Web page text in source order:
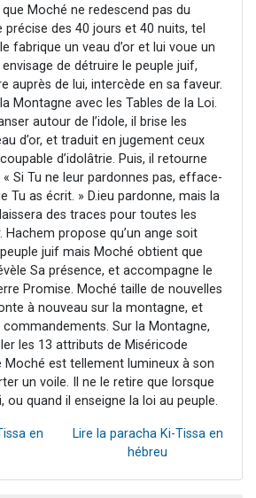
que Moché ne redescend pas du
précise des 40 jours et 40 nuits, tel
fabrique un veau d’or et lui voue un
de détruire le peuple juif,
auprès de lui, intercède en sa faveur.
Montagne avec les Tables de la Loi.
autour de l’idole, il brise les
d’or, et traduit en jugement ceux
d’idolâtrie. Puis, il retourne
« Si Tu ne leur pardonnes pas, efface-
Tu as écrit. » D.ieu pardonne, mais la
des traces pour toutes les
Hachem propose qu’un ange soit
juif mais Moché obtient que
Sa présence, et accompagne le
Promise. Moché taille de nouvelles
à nouveau sur la montagne, et
commandements. Sur la Montagne,
les 13 attributs de Miséricode
Moché est tellement lumineux à son
un voile. Il ne le retire que lorsque
ou quand il enseigne la loi au peuple.
en
Lire la paracha Ki-Tissa en
hébreu